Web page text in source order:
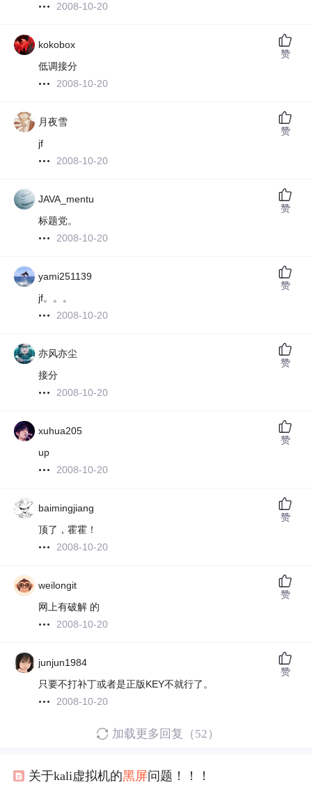
2008-10-20
kokobox
低调接分
2008-10-20
赞
月夜雪
jf
2008-10-20
赞
JAVA_mentu
标题党。
2008-10-20
赞
yami251139
jf。。。
2008-10-20
赞
亦风亦尘
接分
2008-10-20
赞
xuhua205
up
2008-10-20
赞
baimingjiang
顶了，霍霍！
2008-10-20
赞
weilongit
网上有破解 的
2008-10-20
赞
junjun1984
只要不打补丁或者是正版KEY不就行了。
2008-10-20
赞
加载更多回复（52）
关于kali虚拟机的黑屏问题！！！